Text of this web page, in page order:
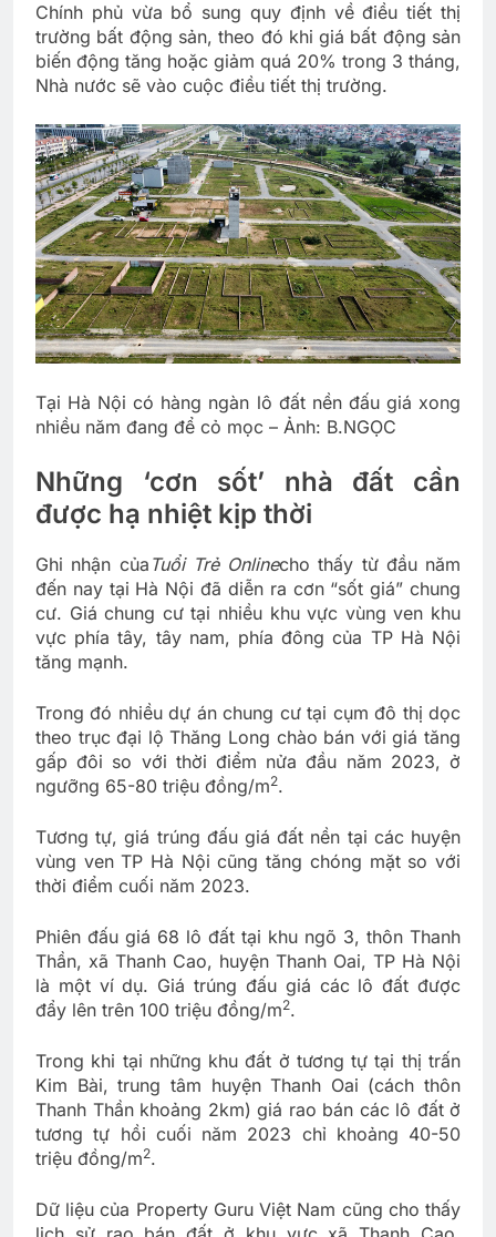
Chính phủ vừa bổ sung quy định về điều tiết thị
trường bất động sản, theo đó khi giá bất động sản
biến động tăng hoặc giảm quá 20% trong 3 tháng,
Nhà nước sẽ vào cuộc điều tiết thị trường.
Tại Hà Nội có hàng ngàn lô đất nền đấu giá xong
nhiều năm đang để cỏ mọc – Ảnh: B.NGỌC
Những ‘cơn sốt’ nhà đất cần
được hạ nhiệt kịp thời
Ghi nhận của Tuổi Trẻ Onlinecho thấy từ đầu năm
đến nay tại Hà Nội đã diễn ra cơn “sốt giá” chung
cư. Giá chung cư tại nhiều khu vực vùng ven khu
vực phía tây, tây nam, phía đông của TP Hà Nội
tăng mạnh.
Trong đó nhiều dự án chung cư tại cụm đô thị dọc
theo trục đại lộ Thăng Long chào bán với giá tăng
gấp đôi so với thời điểm nửa đầu năm 2023, ở
ngưỡng 65-80 triệu đồng/m2.
Tương tự, giá trúng đấu giá đất nền tại các huyện
vùng ven TP Hà Nội cũng tăng chóng mặt so với
thời điểm cuối năm 2023.
Phiên đấu giá 68 lô đất tại khu ngõ 3, thôn Thanh
Thần, xã Thanh Cao, huyện Thanh Oai, TP Hà Nội
là một ví dụ. Giá trúng đấu giá các lô đất được
đẩy lên trên 100 triệu đồng/m2.
Trong khi tại những khu đất ở tương tự tại thị trấn
Kim Bài, trung tâm huyện Thanh Oai (cách thôn
Thanh Thần khoảng 2km) giá rao bán các lô đất ở
tương tự hồi cuối năm 2023 chỉ khoảng 40-50
triệu đồng/m2.
Dữ liệu của Property Guru Việt Nam cũng cho thấy